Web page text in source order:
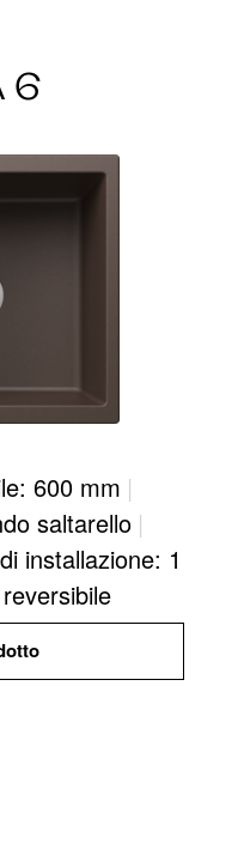
6
600 mm |
saltarello |
installazione: 1